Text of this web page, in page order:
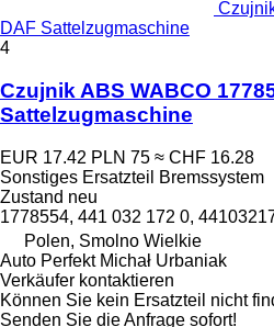
DAF Sattelzugmaschine
4
Czujnik ABS WABCO
Sattelzugmaschine
EUR 17.42 PLN 75 ≈ CHF 16.28
Sonstiges Ersatzteil Bremssystem
Zustand neu
1778554, 441 032 172 0,
Polen, Smolno Wielkie
Auto Perfekt Michał Urbaniak
Verkäufer kontaktieren
Können Sie kein Ersatzteil nicht
Senden Sie die Anfrage sofort!